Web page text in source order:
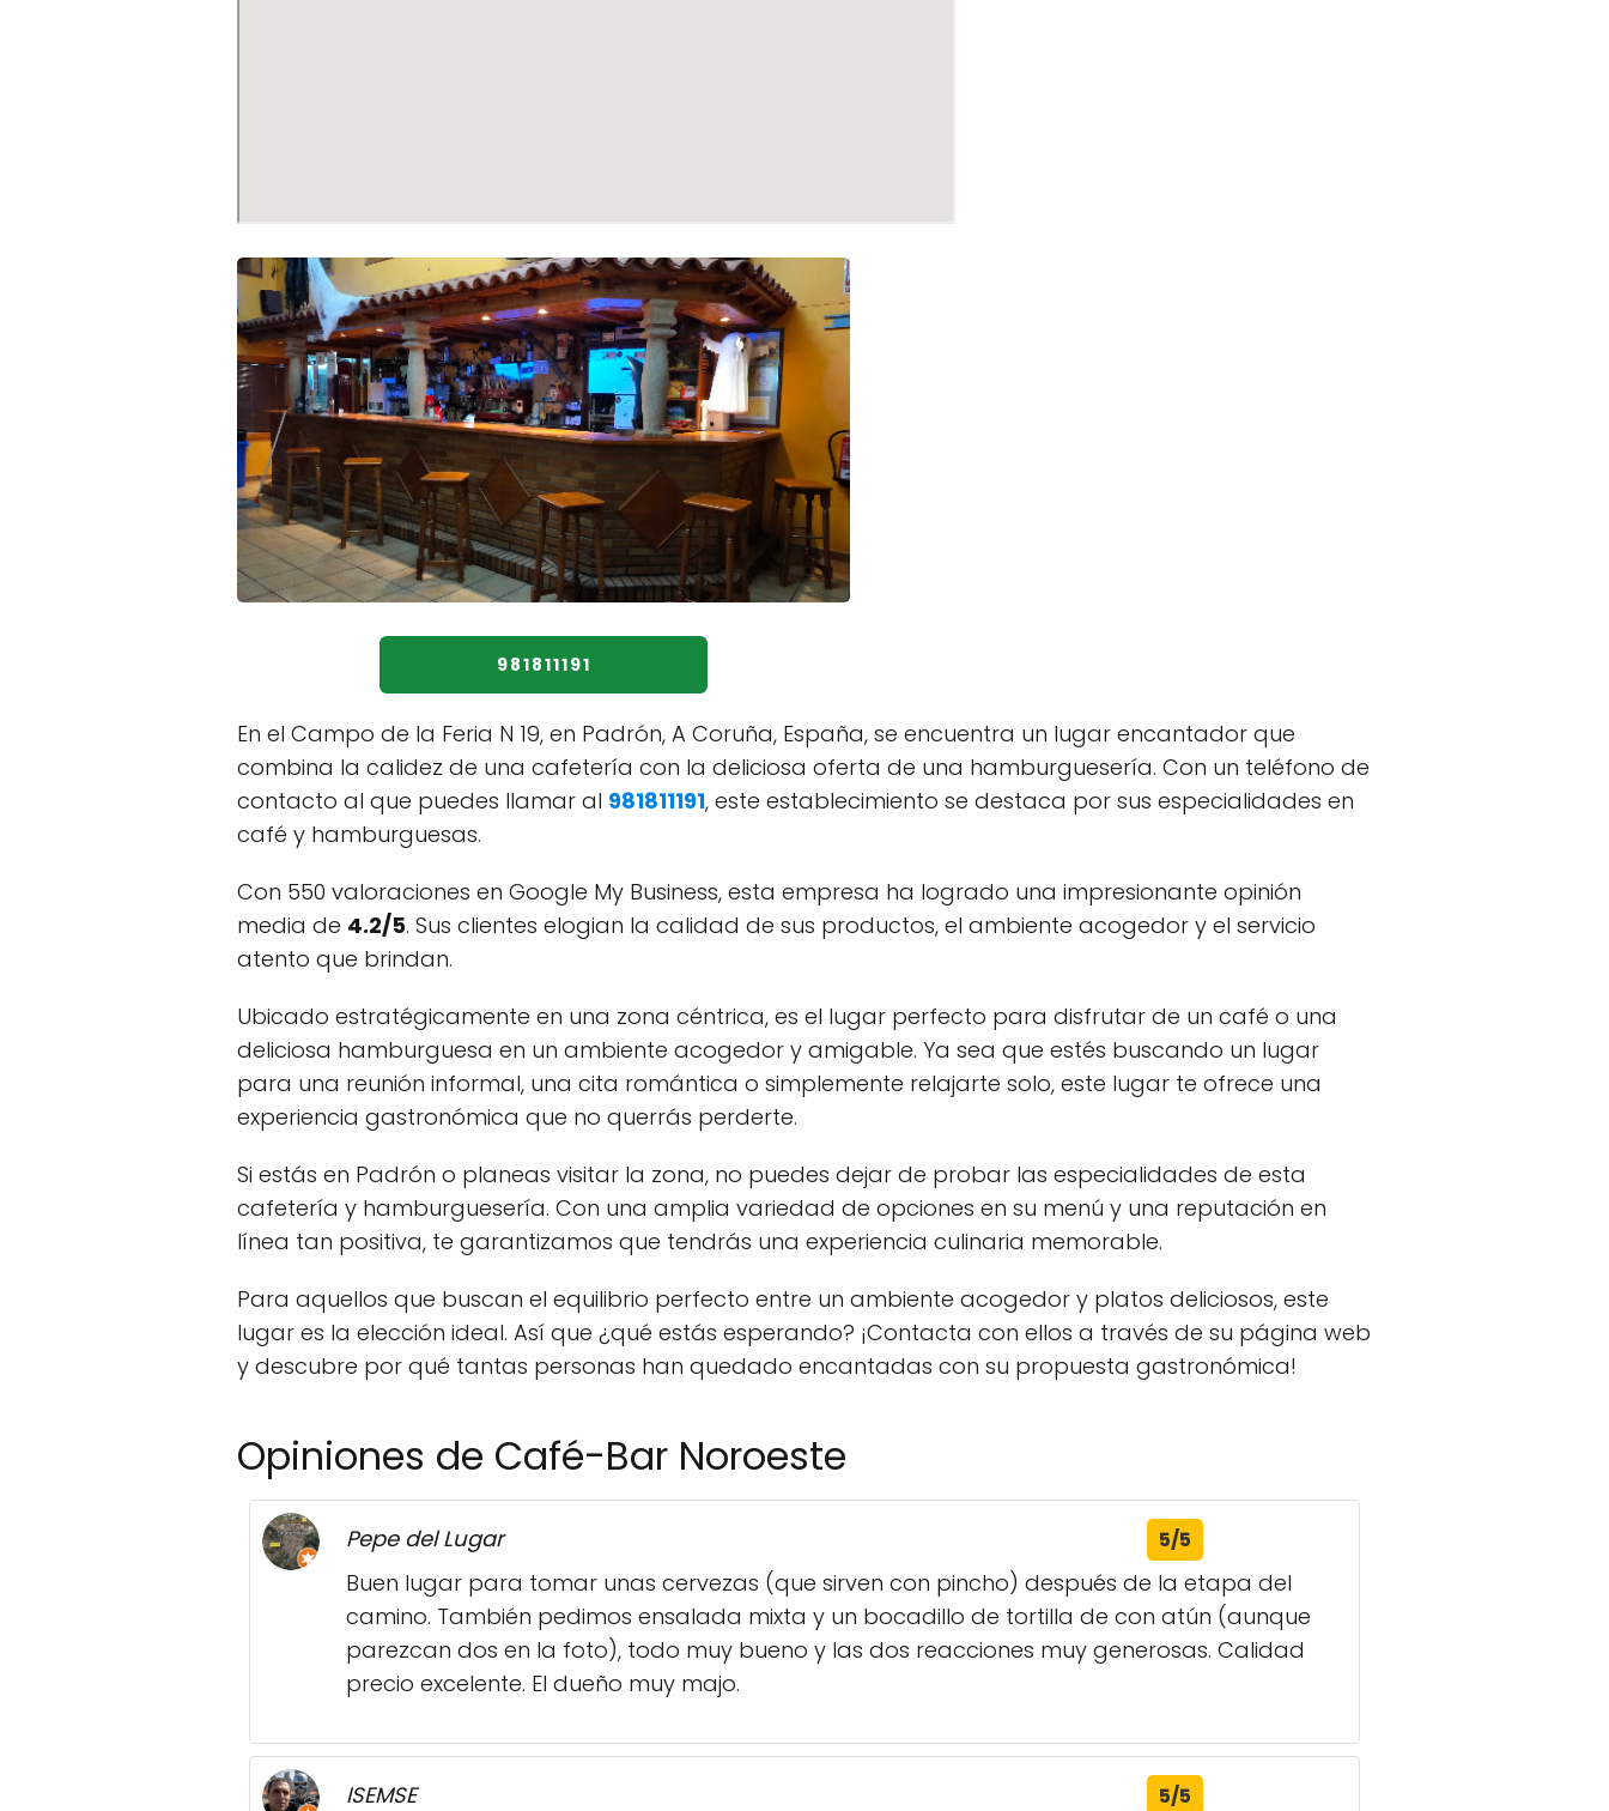
981811191
En el Campo de la Feria N 19, en Padrón, A Coruña, España, se encuentra un lugar encantador que
combina la calidez de una cafetería con la deliciosa oferta de una hamburguesería. Con un teléfono de
contacto al que puedes llamar al 981811191, este establecimiento se destaca por sus especialidades en
café y hamburguesas.
Con 550 valoraciones en Google My Business, esta empresa ha logrado una impresionante opinión
media de 4.2/5. Sus clientes elogian la calidad de sus productos, el ambiente acogedor y el servicio
atento que brindan.
Ubicado estratégicamente en una zona céntrica, es el lugar perfecto para disfrutar de un café o una
deliciosa hamburguesa en un ambiente acogedor y amigable. Ya sea que estés buscando un lugar
para una reunión informal, una cita romántica o simplemente relajarte solo, este lugar te ofrece una
experiencia gastronómica que no querrás perderte.
Si estás en Padrón o planeas visitar la zona, no puedes dejar de probar las especialidades de esta
cafetería y hamburguesería. Con una amplia variedad de opciones en su menú y una reputación en
línea tan positiva, te garantizamos que tendrás una experiencia culinaria memorable.
Para aquellos que buscan el equilibrio perfecto entre un ambiente acogedor y platos deliciosos, este
lugar es la elección ideal. Así que ¿qué estás esperando? ¡Contacta con ellos a través de su página web
y descubre por qué tantas personas han quedado encantadas con su propuesta gastronómica!
Opiniones de Café-Bar Noroeste
Pepe del Lugar 5/5
Buen lugar para tomar unas cervezas (que sirven con pincho) después de la etapa del
camino. También pedimos ensalada mixta y un bocadillo de tortilla de con atún (aunque
parezcan dos en la foto), todo muy bueno y las dos reacciones muy generosas. Calidad
precio excelente. El dueño muy majo.
ISEMSE 5/5